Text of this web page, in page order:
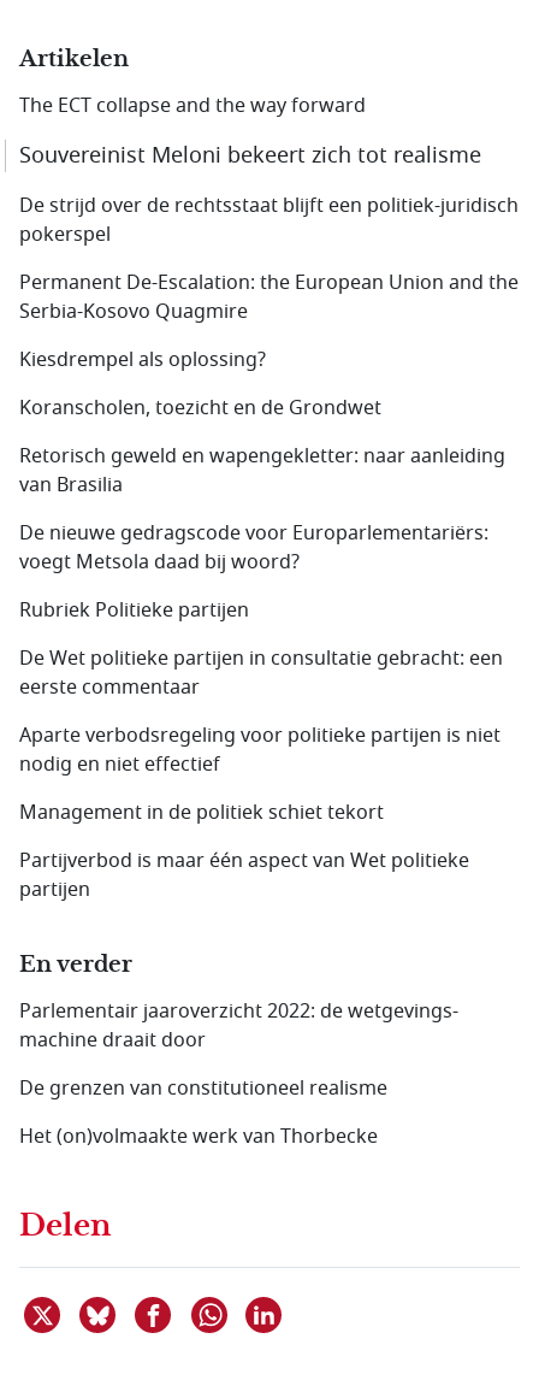
Artikelen
The ECT collapse and the way forward
Souvereinist Meloni bekeert zich tot realisme
De strijd over de rechtsstaat blijft een politiek-juridisch
pokerspel
Permanent De-Escalation: the European Union and the
Serbia-Kosovo Quagmire
Kiesdrempel als oplossing?
Koranscholen, toezicht en de Grondwet
Retorisch geweld en wapengekletter: naar aanleiding
van Brasilia
De nieuwe gedragscode voor Europarlementariërs:
voegt Metsola daad bij woord?
Rubriek Politieke partijen
De Wet politieke partijen in consultatie gebracht: een
eerste commentaar
Aparte verbodsregeling voor politieke partijen is niet
nodig en niet effectief
Management in de politiek schiet tekort
Partijverbod is maar één aspect van Wet politieke
partijen
En verder
Parlementair jaaroverzicht 2022: de wetgevings­
machine draait door
De grenzen van constitutioneel realisme
Het (on)volmaakte werk van Thorbecke
Delen
Deel dit item op X
Deel dit item op Bluesky
Deel dit item op Facebook
Delen via WhatsApp